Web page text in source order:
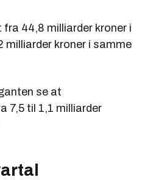
44,8 milliarder kroner i
milliarder kroner i samme
se at
7,5 til 1,1 milliarder